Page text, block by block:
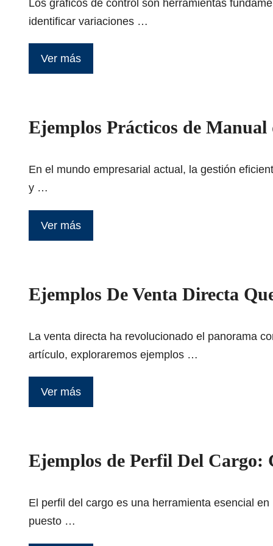
Los gráficos de control son herramientas
identificar variaciones …
Ver más
Ejemplos Prácticos de
En el mundo empresarial actual, la gestión
y …
Ver más
Ejemplos De Venta Directa
La venta directa ha revolucionado el panorama
artículo, exploraremos ejemplos …
Ver más
Ejemplos de Perfil Del Cargo:
El perfil del cargo es una herramienta esencial
puesto …